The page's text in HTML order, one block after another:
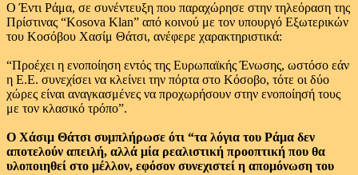
Ο Έντι Ράμα, σε συνέντευξη που παραχώρησε στην τηλεόραση της
Πρίστινας “Kosova Klan” από κοινού με τον υπουργό Εξωτερικών
του Κοσόβου Χασίμ Θάτσι, ανέφερε χαρακτηριστικά:
“Προέχει η ενοποίηση εντός της Ευρωπαϊκής Ένωσης, ωστόσο εάν
η Ε.Ε. συνεχίσει να κλείνει την πόρτα στο Κόσοβο, τότε οι δύο
χώρες είναι αναγκασμένες να προχωρήσουν στην ενοποίησή τους
με τον κλασικό τρόπο”.
Ο Χάσιμ Θάτσι συμπλήρωσε ότι “τα λόγια του Ράμα δεν
αποτελούν απειλή, αλλά μία ρεαλιστική προοπτική που θα
υλοποιηθεί στο μέλλον, εφόσον συνεχιστεί η απομόνωση του